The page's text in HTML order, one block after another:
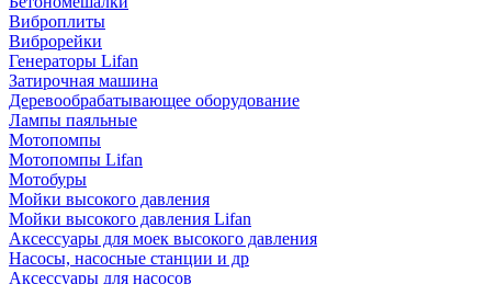
Виброплиты
Виброрейки
Генераторы Lifan
Затирочная машина
Деревообрабатывающее оборудование
Лампы паяльные
Мотопомпы
Мотопомпы Lifan
Мотобуры
Мойки высокого давления
Мойки высокого давления Lifan
Аксессуары для моек высокого давления
Насосы, насосные станции и др
Аксессуары для насосов